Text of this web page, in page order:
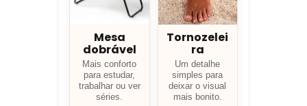
Mesa
dobrável
Mais conforto
para estudar,
trabalhar ou ver
séries.
Tornozelei
ra
Um detalhe
simples para
deixar o visual
mais bonito.